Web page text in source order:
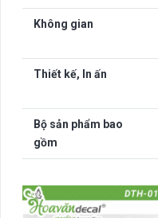
Không gian
Thiết kế, In ấn
Bộ sản phẩm bao
gồm